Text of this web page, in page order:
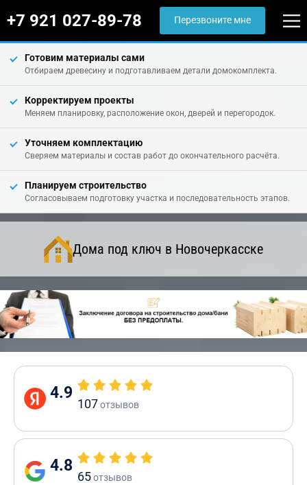
+7 921 027-89-78 Перезвоните мне
Готовим материалы сами
Отбираем древесину и подготавливаем детали домокомплекта.
Корректируем проекты
Меняем планировку, расположение окон, дверей и перегородок.
Уточняем комплектацию
Сверяем материалы и состав работ до окончательного расчёта.
Планируем строительство
Согласовываем подготовку участка и последовательность этапов.
Дома под ключ в Новочеркасске
4.9
107отзывов
4.8
65отзывов